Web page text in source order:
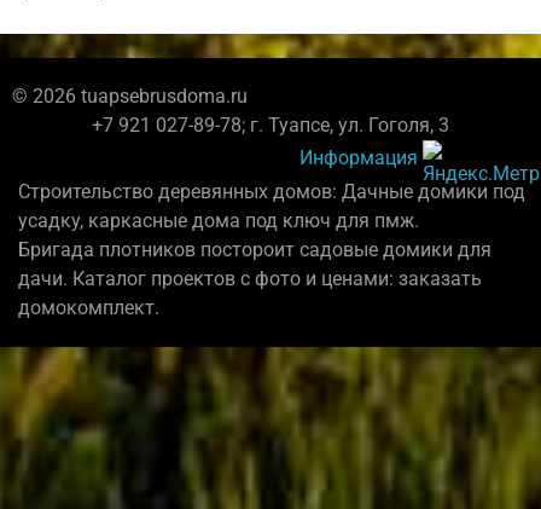
© 2026 tuapsebrusdoma.ru
+7 921 027-89-78; г. Туапсе, ул. Гоголя, 3
Информация
Строительство деревянных домов: Дачные домики под
усадку, каркасные дома под ключ для пмж.
Бригада плотников постороит садовые домики для
дачи. Каталог проектов с фото и ценами: заказать
домокомплект.